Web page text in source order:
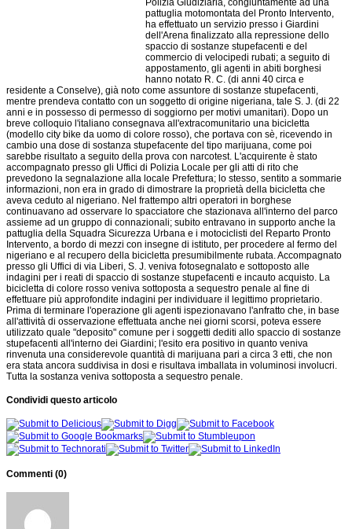
Polizia Giudiziaria, congiuntamente ad una
pattuglia motomontata del Pronto Intervento,
ha effettuato un servizio presso i Giardini
dell'Arena finalizzato alla repressione dello
spaccio di sostanze stupefacenti e del
commercio di velocipedi rubati; a seguito di
appostamento, gli agenti in abiti borghesi
hanno notato R. C. (di anni 40 circa e
residente a Conselve), già noto come assuntore di sostanze stupefacenti,
mentre prendeva contatto con un soggetto di origine nigeriana, tale S. J. (di 22
anni e in possesso di permesso di soggiorno per motivi umanitari). Dopo un
breve colloquio l'italiano consegnava all'extracomunitario una bicicletta
(modello city bike da uomo di colore rosso), che portava con sè, ricevendo in
cambio una dose di sostanza stupefacente del tipo marijuana, come poi
sarebbe risultato a seguito della prova con narcotest. L'acquirente è stato
accompagnato presso gli Uffici di Polizia Locale per gli atti di rito che
prevedono la segnalazione alla locale Prefettura; lo stesso, sentito a sommarie
informazioni, non era in grado di dimostrare la proprietà della bicicletta che
aveva ceduto al nigeriano. Nel frattempo altri operatori in borghese
continuavano ad osservare lo spacciatore che stazionava all'interno del parco
assieme ad un gruppo di connazionali; subito entravano in supporto anche la
pattuglia della Squadra Sicurezza Urbana e i motociclisti del Reparto Pronto
Intervento, a bordo di mezzi con insegne di istituto, per procedere al fermo del
nigeriano e al recupero della bicicletta presumibilmente rubata. Accompagnato
presso gli Uffici di via Liberi, S. J. veniva fotosegnalato e sottoposto alle
indagini per i reati di spaccio di sostanze stupefacenti e incauto acquisto. La
bicicletta di colore rosso veniva sottoposta a sequestro penale al fine di
effettuare più approfondite indagini per individuare il legittimo proprietario.
Prima di terminare l'operazione gli agenti ispezionavano l'anfratto che, in base
all'attività di osservazione effettuata anche nei giorni scorsi, poteva essere
utilizzato quale "deposito" comune per i soggetti dediti allo spaccio di sostanze
stupefacenti all'interno dei Giardini; l'esito era positivo in quanto veniva
rinvenuta una considerevole quantità di marijuana pari a circa 3 etti, che non
era stata ancora suddivisa in dosi e risultava imballata in voluminosi involucri.
Tutta la sostanza veniva sottoposta a sequestro penale.
Condividi questo articolo
Commenti (0)